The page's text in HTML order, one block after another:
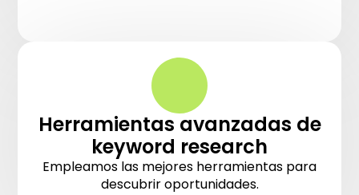
Herramientas avanzadas de
keyword research
Empleamos las mejores herramientas para
descubrir oportunidades.